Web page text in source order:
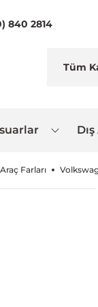
840 2814
Araç Farları